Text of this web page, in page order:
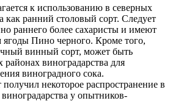
к использованию в северных
как ранний столовый сорт. Следует
раннего более сахаристы и имеют
ягоды Пино черного. Кроме того,
винный сорт, может быть
районах виноградарства для
виноградного сока.
некоторое распространение в
у опытников-